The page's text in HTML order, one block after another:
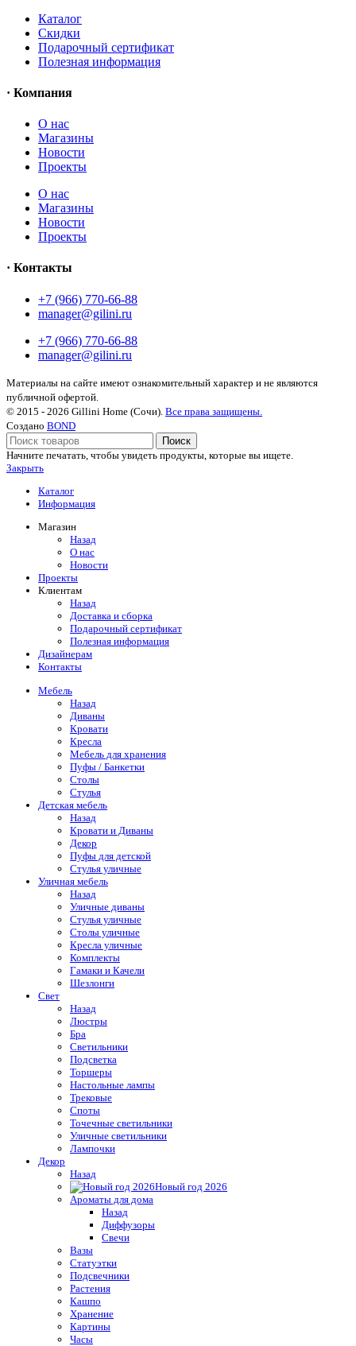
Каталог
Скидки
Подарочный сертификат
Полезная информация
· Компания
О нас
Магазины
Новости
Проекты
О нас
Магазины
Новости
Проекты
· Контакты
+7 (966) 770-66-88
manager@gilini.ru
+7 (966) 770-66-88
manager@gilini.ru
Материалы на сайте имеют ознакомительный характер и не являются
публичной офертой.
© 2015 - 2026 Gillini Home (Сочи). Все права защищены.
Создано BOND
Поиск
Начните печатать, чтобы увидеть продукты, которые вы ищете.
Закрыть
Каталог
Информация
Магазин
Назад
О нас
Новости
Проекты
Клиентам
Назад
Доставка и сборка
Подарочный сертификат
Полезная информация
Дизайнерам
Контакты
Мебель
Назад
Диваны
Кровати
Кресла
Мебель для хранения
Пуфы / Банкетки
Столы
Стулья
Детская мебель
Назад
Кровати и Диваны
Декор
Пуфы для детской
Стулья уличные
Уличная мебель
Назад
Уличные диваны
Стулья уличные
Столы уличные
Кресла уличные
Комплекты
Гамаки и Качели
Шезлонги
Свет
Назад
Люстры
Бра
Светильники
Подсветка
Торшеры
Настольные лампы
Трековые
Споты
Точечные светильники
Уличные светильники
Лампочки
Декор
Назад
Новый год 2026
Ароматы для дома
Назад
Диффузоры
Свечи
Вазы
Статуэтки
Подсвечники
Растения
Кашпо
Хранение
Картины
Часы